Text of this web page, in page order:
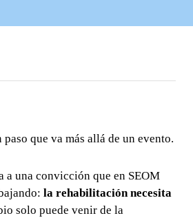
que va más allá de un evento.
a una convicción que en SEOM
la rehabilitación necesita
solo puede venir de la